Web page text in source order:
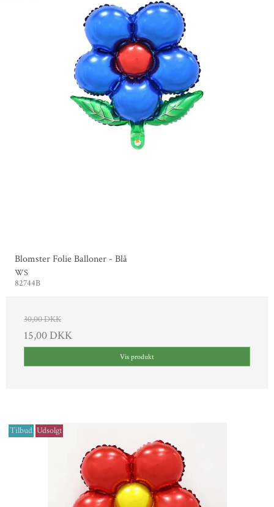
Blomster Folie Balloner - Blå
WS
82744B
30,00 DKK
15,00 DKK
Vis produkt
Tilbud Udsolgt